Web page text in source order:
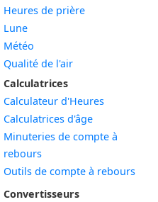
Heures de prière
Lune
Météo
Qualité de l'air
Calculatrices
Calculateur d'Heures
Calculatrices d'âge
Minuteries de compte à
rebours
Outils de compte à rebours
Convertisseurs